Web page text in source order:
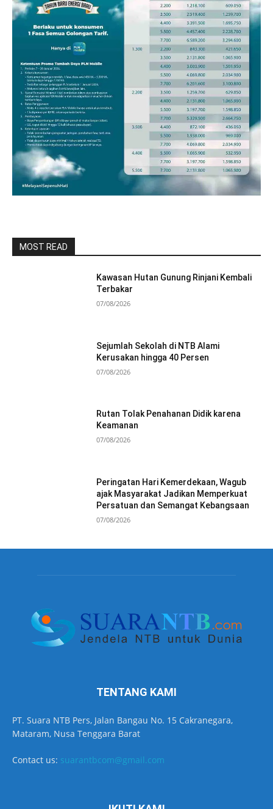
MOST READ
Kawasan Hutan Gunung Rinjani Kembali
Terbakar
07/08/2026
Sejumlah Sekolah di NTB Alami
Kerusakan hingga 40 Persen
07/08/2026
Rutan Tolak Penahanan Didik karena
Keamanan
07/08/2026
Peringatan Hari Kemerdekaan, Wagub
ajak Masyarakat Jadikan Memperkuat
Persatuan dan Semangat Kebangsaan
07/08/2026
TENTANG KAMI
PT. Suara NTB Pers, Jalan Bangau No. 15 Cakranegara,
Mataram, Nusa Tenggara Barat
Contact us: suarantbcom@gmail.com